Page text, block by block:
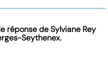
réponse de Sylviane Rey
Seythenex.